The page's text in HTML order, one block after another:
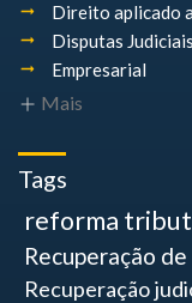
Direito aplicado
Disputas Judiciais
Empresarial
Mais
Tags
reforma
Recuperação
Recuperação